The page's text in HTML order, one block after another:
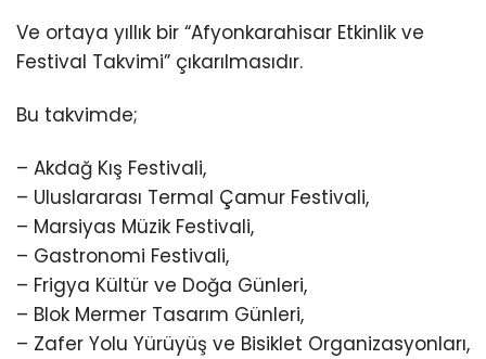
Ve ortaya yıllık bir “Afyonkarahisar Etkinlik ve
Festival Takvimi” çıkarılmasıdır.
Bu takvimde;
– Akdağ Kış Festivali,
– Uluslararası Termal Çamur Festivali,
– Marsiyas Müzik Festivali,
– Gastronomi Festivali,
– Frigya Kültür ve Doğa Günleri,
– Blok Mermer Tasarım Günleri,
– Zafer Yolu Yürüyüş ve Bisiklet Organizasyonları,